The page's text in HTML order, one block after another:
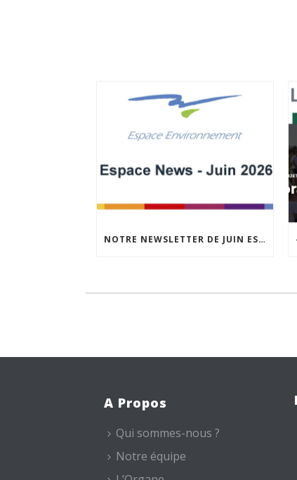
NOTRE NEWSLETTER DE JUIN EST EN LIGNE !
A Propos
Qui sommes-nous ?
Notre équipe